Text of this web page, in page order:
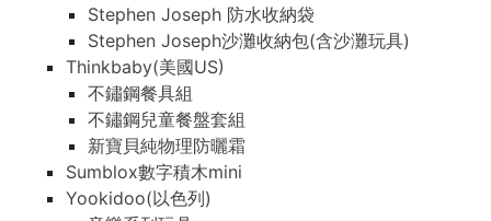
Stephen Joseph 防水收納袋
Stephen Joseph沙灘收納包(含沙灘玩具)
Thinkbaby(美國US)
不鏽鋼餐具組
不鏽鋼兒童餐盤套組
新寶貝純物理防曬霜
Sumblox數字積木mini
Yookidoo(以色列)